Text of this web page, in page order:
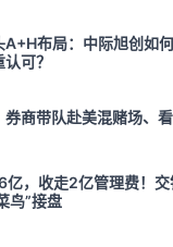
A+H布局：中际旭创如
可？
券商带队赴美混赌场、
亿，收走2亿管理费！
鸟”接盘